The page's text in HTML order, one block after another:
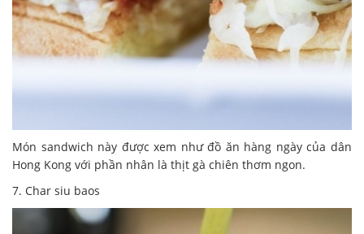
Món sandwich này được xem như đồ ăn hàng ngày của dân
Hong Kong với phần nhân là thịt gà chiên thơm ngon.
7. Char siu baos